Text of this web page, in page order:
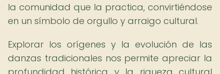
la comunidad que la practica, convirtiéndose
en un símbolo de orgullo y arraigo cultural.
Explorar los orígenes y la evolución de las
danzas tradicionales nos permite apreciar la